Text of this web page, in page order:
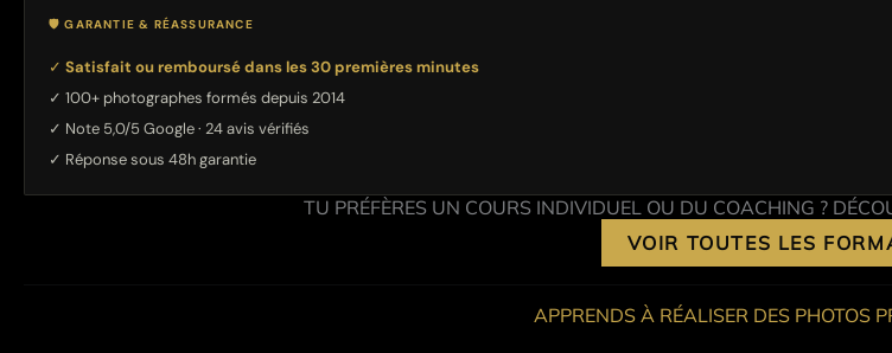
🛡 GARANTIE & RÉASSURANCE
✓ Satisfait ou remboursé dans les 30 premières minutes
✓ 100+ photographes formés depuis 2014
✓ Note 5,0/5 Google · 24 avis vérifiés
✓ Réponse sous 48h garantie
TU PRÉFÈRES UN COURS INDIVIDUEL OU DU COACHING ?
VOIR TOUTES LES
APPRENDS À RÉALISER DES PHOTOS